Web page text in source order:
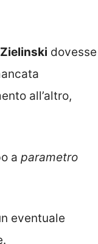
Zielinski dovesse
all’altro,
a parametro
eventuale